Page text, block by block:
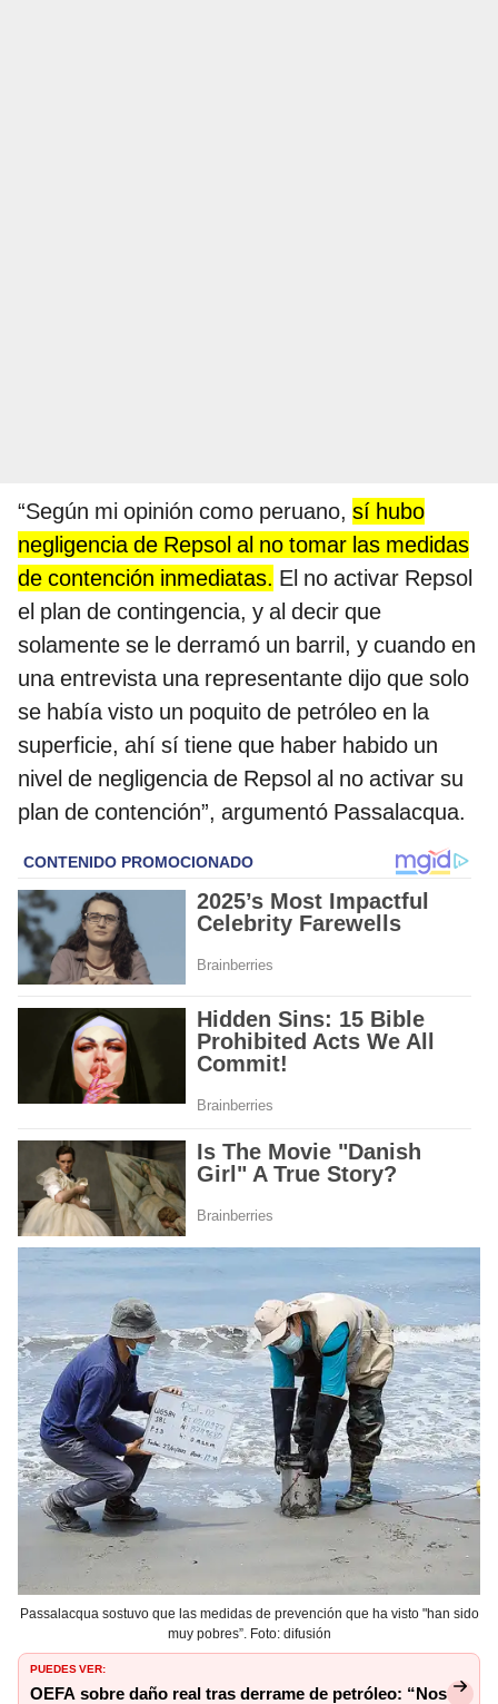
“Según mi opinión como peruano, sí hubo
negligencia de Repsol al no tomar las medidas
de contención inmediatas. El no activar Repsol
el plan de contingencia, y al decir que
solamente se le derramó un barril, y cuando en
una entrevista una representante dijo que solo
se había visto un poquito de petróleo en la
superficie, ahí sí tiene que haber habido un
nivel de negligencia de Repsol al no activar su
plan de contención”, argumentó Passalacqua.
Passalacqua sostuvo que las medidas de prevención que ha visto "han sido
muy pobres”. Foto: difusión
PUEDES VER:
OEFA sobre daño real tras derrame de petróleo: “Nos